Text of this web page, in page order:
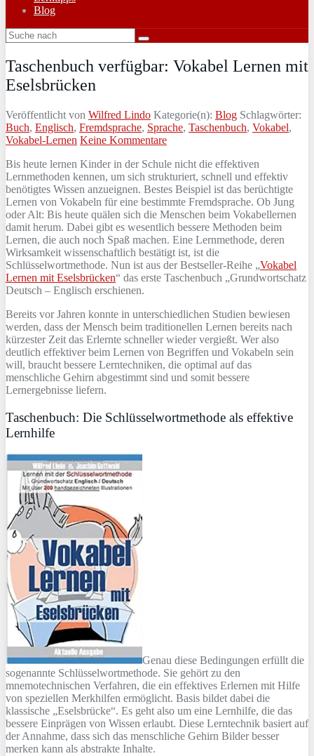
Blog
Taschenbuch verfügbar: Vokabel Lernen mit
Eselsbrücken
Veröffentlicht von Wilfred Lindo Kategorie(n): Blog Schlagwörter:
Buch, Englisch, Fremdsprache, Sprache, Taschenbuch, Vokabel,
Vokabel-Lernen Keine Kommentare
Bis heute lernen Kinder in der Schule nicht die effektiven
Lernmethoden kennen, um sich strukturiert, schnell und effektiv
benötigtes Wissen anzueignen. Bestes Beispiel ist das berüchtigte
Lernen von Vokabeln für eine bestimmte Fremdsprache. Ob Jung
oder Alt: Bis heute quälen sich die Menschen beim Vokabellernen
damit herum. Dabei gibt es wesentlich bessere Methoden beim
Lernen, die auch noch Spaß machen. Eine Lernmethode, deren
Wirksamkeit wissenschaftlich bestätigt ist, ist die
Schlüsselwortmethode. Nun ist aus der Bestseller-Reihe „Vokabel
Lernen mit Eselsbrücken“ das erste Taschenbuch „Grundwortschatz
Deutsch – Englisch erschienen.
Bereits vor Jahren konnte in unterschiedlichen Studien bewiesen
werden, dass der Mensch beim traditionellen Lernen bereits nach
kürzester Zeit das Erlernte schneller wieder vergießt. Wer also
deutlich effektiver beim Lernen von Begriffen und Vokabeln sein
will, braucht bessere Lerntechniken, die optimal auf das
menschliche Gehirn abgestimmt sind und somit bessere
Lernergebnisse liefern.
Taschenbuch: Die Schlüsselwortmethode als effektive
Lernhilfe
Genau diese Bedingungen erfüllt die
sogenannte Schlüsselwortmethode. Sie gehört zu den
mnemotechnischen Verfahren, die ein effektives Erlernen mit Hilfe
von speziellen Merkhilfen ermöglicht. Basis bildet dabei die
klassische „Eselsbrücke“. Es geht also um eine Lernhilfe, die das
bessere Einprägen von Wissen erlaubt. Diese Lerntechnik basiert auf
der Annahme, dass sich das menschliche Gehirn Bilder besser
merken kann als abstrakte Inhalte.